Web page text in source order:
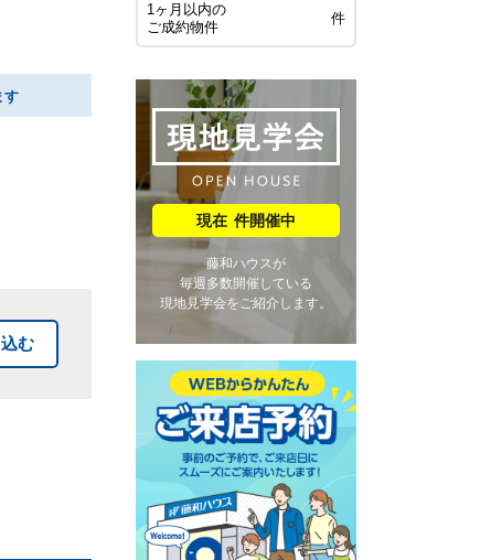
す
む
1ヶ月以内の
ご成約物件
件
件開催中
藤和ハウスが
毎週多数開催している
現地見学会をご紹介します。